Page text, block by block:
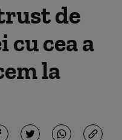
de
cea a
la